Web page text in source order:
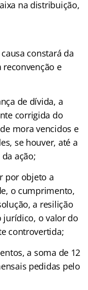
na distribuição,
constará da
e
de dívida, a
corrigida do
mora vencidos e
se houver, até a
ação;
por objeto a
o cumprimento,
a resilição
jurídico, o valor do
controvertida;
a soma de 12
pedidas pelo